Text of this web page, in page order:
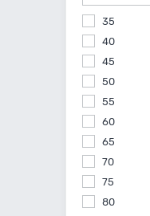
35
40
45
50
55
60
65
70
75
80